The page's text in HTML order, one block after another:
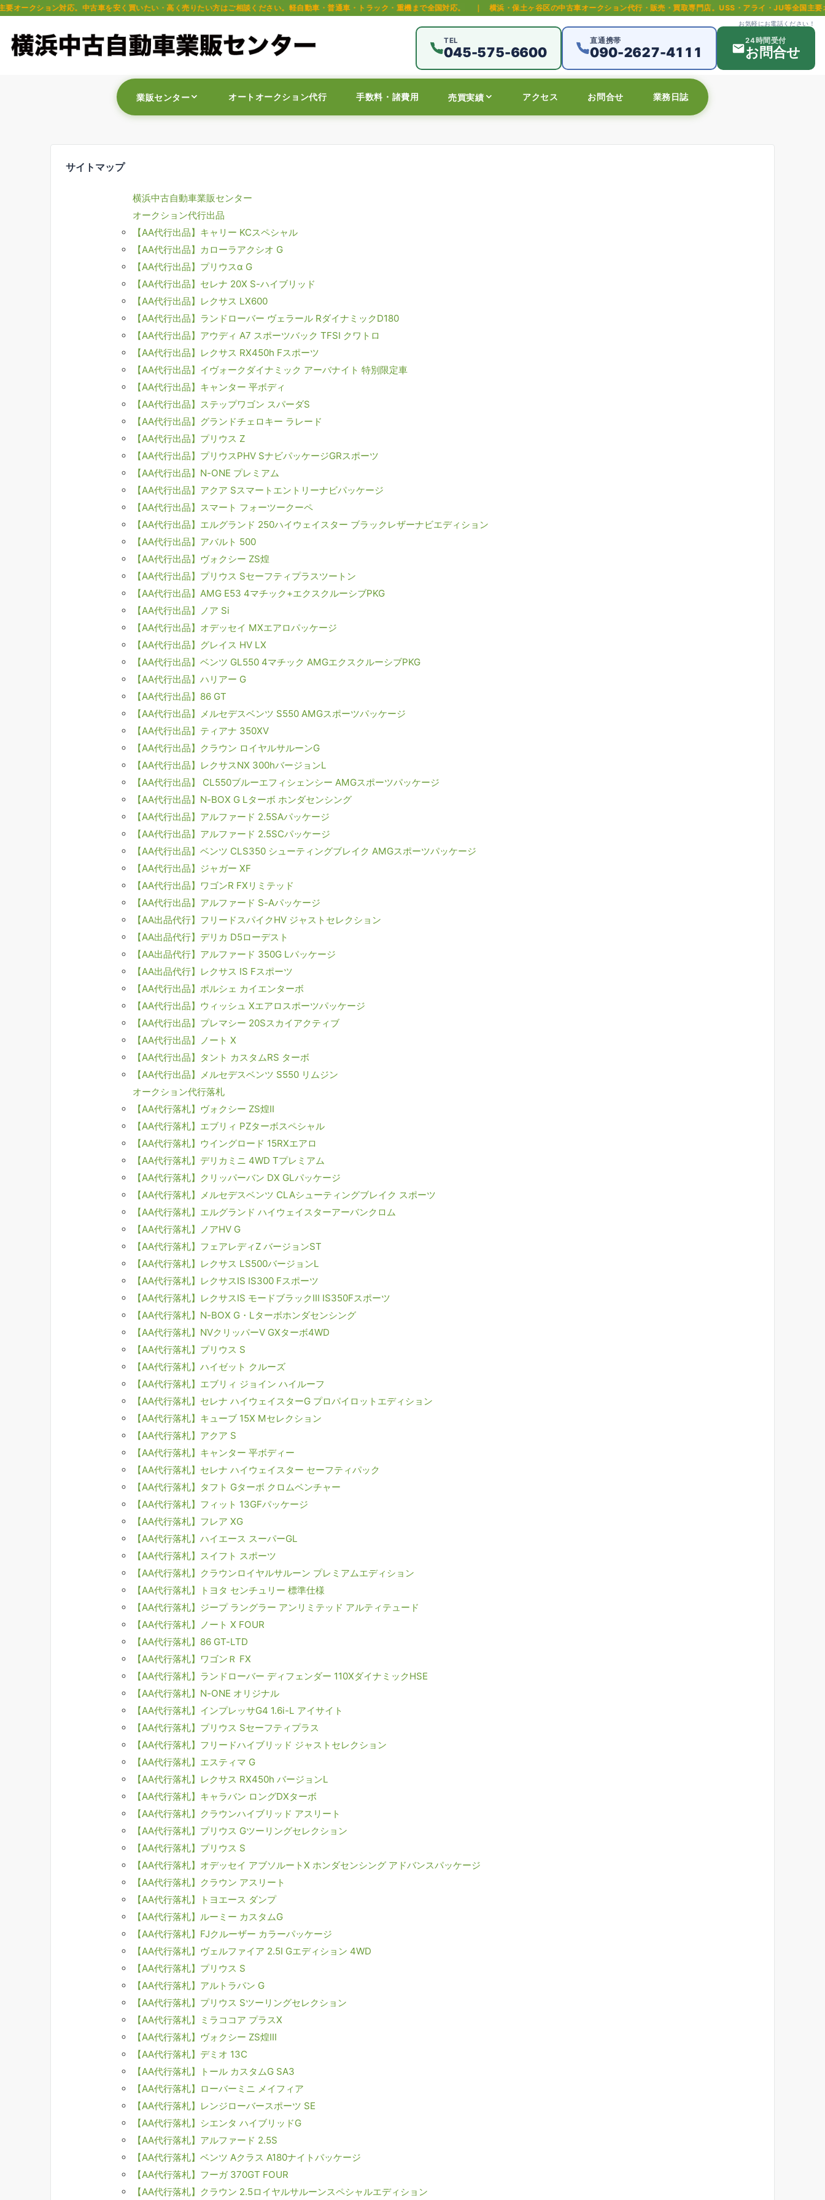
。中古車を安く買いたい・高く売りたい方はご相談ください。軽自動車・普通車・トラック・重機まで全国対応。｜横浜・保土ヶ谷区の中古車オークション代行・販売・買取専門店。USS・アライ・JU等全国主要オークション対
お気軽にお電話ください！
TEL
045-575-6600
直通携帯
090-2627-4111
24時間受付
お問合せ
業販センター オートオークション代行 手数料・諸費用 売買実績 アクセス お問合せ 業務日誌
サイトマップ
横浜中古自動車業販センター
オークション代行出品
【AA代行出品】キャリー KCスペシャル
【AA代行出品】カローラアクシオ G
【AA代行出品】プリウスα G
【AA代行出品】セレナ 20X S-ハイブリッド
【AA代行出品】レクサス LX600
【AA代行出品】ランドローバー ヴェラール RダイナミックD180
【AA代行出品】アウディ A7 スポーツバック TFSI クワトロ
【AA代行出品】レクサス RX450h Fスポーツ
【AA代行出品】イヴォークダイナミック アーバナイト 特別限定車
【AA代行出品】キャンター 平ボディ
【AA代行出品】ステップワゴン スパーダS
【AA代行出品】グランドチェロキー ラレード
【AA代行出品】プリウス Z
【AA代行出品】プリウスPHV SナビパッケージGRスポーツ
【AA代行出品】N-ONE プレミアム
【AA代行出品】アクア Sスマートエントリーナビパッケージ
【AA代行出品】スマート フォーツークーペ
【AA代行出品】エルグランド 250ハイウェイスター ブラックレザーナビエディション
【AA代行出品】アバルト 500
【AA代行出品】ヴォクシー ZS煌
【AA代行出品】プリウス Sセーフティプラスツートン
【AA代行出品】AMG E53 4マチック+エクスクルーシブPKG
【AA代行出品】ノア Si
【AA代行出品】オデッセイ MXエアロパッケージ
【AA代行出品】グレイス HV LX
【AA代行出品】ベンツ GL550 4マチック AMGエクスクルーシブPKG
【AA代行出品】ハリアー G
【AA代行出品】86 GT
【AA代行出品】メルセデスベンツ S550 AMGスポーツパッケージ
【AA代行出品】ティアナ 350XV
【AA代行出品】クラウン ロイヤルサルーンG
【AA代行出品】レクサスNX 300hバージョンL
【AA代行出品】 CL550ブルーエフィシェンシー AMGスポーツパッケージ
【AA代行出品】N-BOX G Lターボ ホンダセンシング
【AA代行出品】アルファード 2.5SAパッケージ
【AA代行出品】アルファード 2.5SCパッケージ
【AA代行出品】ベンツ CLS350 シューティングブレイク AMGスポーツパッケージ
【AA代行出品】ジャガー XF
【AA代行出品】ワゴンR FXリミテッド
【AA代行出品】アルファード S-Aパッケージ
【AA出品代行】フリードスパイクHV ジャストセレクション
【AA出品代行】デリカ D5ローデスト
【AA出品代行】アルファード 350G Lパッケージ
【AA出品代行】レクサス IS Fスポーツ
【AA代行出品】ポルシェ カイエンターボ
【AA代行出品】ウィッシュ Xエアロスポーツパッケージ
【AA代行出品】プレマシー 20Sスカイアクティブ
【AA代行出品】ノート X
【AA代行出品】タント カスタムRS ターボ
【AA代行出品】メルセデスベンツ S550 リムジン
オークション代行落札
【AA代行落札】ヴォクシー ZS煌Ⅱ
【AA代行落札】エブリィ PZターボスペシャル
【AA代行落札】ウイングロード 15RXエアロ
【AA代行落札】デリカミニ 4WD Tプレミアム
【AA代行落札】クリッパーバン DX GLパッケージ
【AA代行落札】メルセデスベンツ CLAシューティングブレイク スポーツ
【AA代行落札】エルグランド ハイウェイスターアーバンクロム
【AA代行落札】ノアHV G
【AA代行落札】フェアレディZ バージョンST
【AA代行落札】レクサス LS500バージョンL
【AA代行落札】レクサスIS IS300 Fスポーツ
【AA代行落札】レクサスIS モードブラックⅢ IS350Fスポーツ
【AA代行落札】N-BOX G・Lターボホンダセンシング
【AA代行落札】NVクリッパーV GXターボ4WD
【AA代行落札】プリウス S
【AA代行落札】ハイゼット クルーズ
【AA代行落札】エブリィ ジョイン ハイルーフ
【AA代行落札】セレナ ハイウェイスターG プロパイロットエディション
【AA代行落札】キューブ 15X Mセレクション
【AA代行落札】アクア S
【AA代行落札】キャンター 平ボディー
【AA代行落札】セレナ ハイウェイスター セーフティパック
【AA代行落札】タフト Gターボ クロムベンチャー
【AA代行落札】フィット 13GFパッケージ
【AA代行落札】フレア XG
【AA代行落札】ハイエース スーパーGL
【AA代行落札】スイフト スポーツ
【AA代行落札】クラウンロイヤルサルーン プレミアムエディション
【AA代行落札】トヨタ センチュリー 標準仕様
【AA代行落札】ジープ ラングラー アンリミテッド アルティテュード
【AA代行落札】ノート X FOUR
【AA代行落札】86 GT-LTD
【AA代行落札】ワゴンＲ FX
【AA代行落札】ランドローバー ディフェンダー 110XダイナミックHSE
【AA代行落札】N-ONE オリジナル
【AA代行落札】インプレッサG4 1.6i-L アイサイト
【AA代行落札】プリウス Sセーフティプラス
【AA代行落札】フリードハイブリッド ジャストセレクション
【AA代行落札】エスティマ G
【AA代行落札】レクサス RX450h バージョンL
【AA代行落札】キャラバン ロングDXターボ
【AA代行落札】クラウンハイブリッド アスリート
【AA代行落札】プリウス Gツーリングセレクション
【AA代行落札】プリウス S
【AA代行落札】オデッセイ アブソルートX ホンダセンシング アドバンスパッケージ
【AA代行落札】クラウン アスリート
【AA代行落札】トヨエース ダンプ
【AA代行落札】ルーミー カスタムG
【AA代行落札】FJクルーザー カラーパッケージ
【AA代行落札】ヴェルファイア 2.5I Gエディション 4WD
【AA代行落札】プリウス S
【AA代行落札】アルトラパン G
【AA代行落札】プリウス Sツーリングセレクション
【AA代行落札】ミラココア プラスX
【AA代行落札】ヴォクシー ZS煌Ⅲ
【AA代行落札】デミオ 13C
【AA代行落札】トール カスタムG SA3
【AA代行落札】ローバーミニ メイフィア
【AA代行落札】レンジローバースポーツ SE
【AA代行落札】シエンタ ハイブリッドG
【AA代行落札】アルファード 2.5S
【AA代行落札】ベンツ Aクラス A180ナイトパッケージ
【AA代行落札】フーガ 370GT FOUR
【AA代行落札】クラウン 2.5ロイヤルサルーンスペシャルエディション